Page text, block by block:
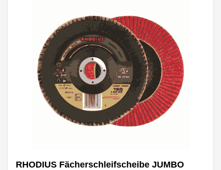
RHODIUS Fächerschleifscheibe JUMBO